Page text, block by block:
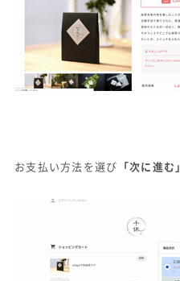
お支払い方法を選び 「次に進む」